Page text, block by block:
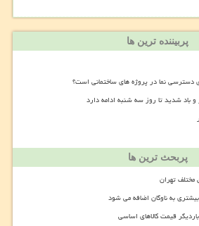
پربیننده ترین ها
دسترسی نما در پروژه های ساختمانی است؟
پربحث ترین ها
مختلف تهران
به ناوگان اضافه می شود
قیمت کالاهای اساسی